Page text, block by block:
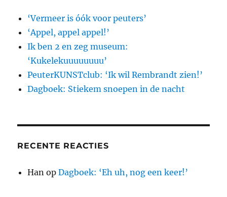
‘Vermeer is óók voor peuters’
‘Appel, appel appel!’
Ik ben 2 en zeg museum:
‘Kukelekuuuuuuuu’
PeuterKUNSTclub: ‘Ik wil Rembrandt zien!’
Dagboek: Stiekem snoepen in de nacht
RECENTE REACTIES
Han opDagboek: ‘Eh uh, nog een keer!’